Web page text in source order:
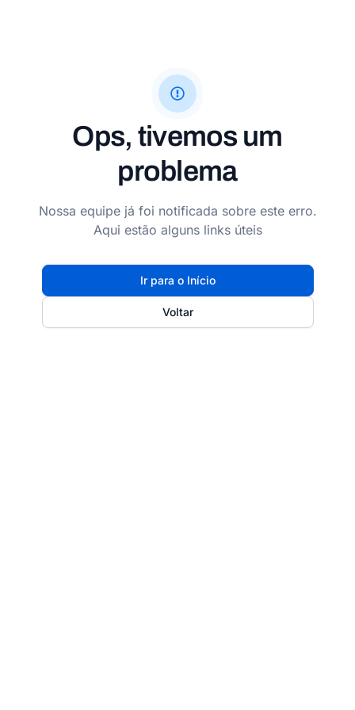
Ops, tivemos um
problema
Nossa equipe já foi notificada sobre este erro.
Aqui estão alguns links úteis
Ir para o Início
Voltar